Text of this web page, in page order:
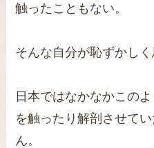
触ったこともない。
そんな自分が恥ずかしく
日本ではなかなかこの
を触ったり解剖させて
ん。